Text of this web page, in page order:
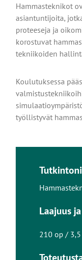
Hammasteknikot
asiantuntijoita,
proteeseja ja
korostuvat
tekniikoiden
Koulutuksessa
työllistyvät
Laajuus
210 op / 3,5